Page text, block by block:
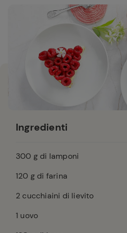
Ingredienti
300 g di lamponi
120 g di farina
2 cucchiaini di lievito
1 uovo